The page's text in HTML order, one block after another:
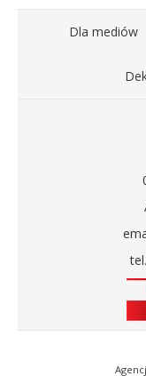
Dla mediów